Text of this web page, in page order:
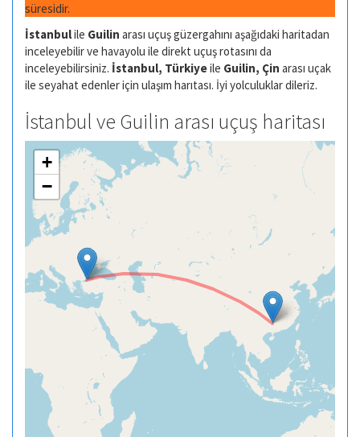
süresidir.
İstanbulile Guilin arası uçuş güzergahını aşağıdaki haritadan
inceleyebilir ve havayolu ile direkt uçuş rotasını da
inceleyebilirsiniz. İstanbul, Türkiyeile Guilin, Çin arası uçak
ile seyahat edenler için ulaşım harıtası. İyi yolculuklar dileriz.
İstanbul ve Guilin arası uçuş haritası
+
−